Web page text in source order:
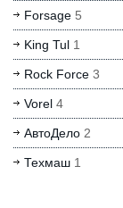
Forsage 5
King Tul 1
Rock Force 3
Vorel 4
АвтоДело 2
Техмаш 1